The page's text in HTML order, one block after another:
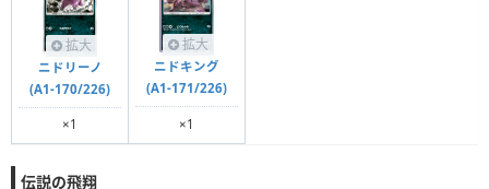
拡大
ニドリーノ
(A1-170/226)
×1
拡大
ニドキング
(A1-171/226)
×1
伝説の飛翔